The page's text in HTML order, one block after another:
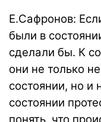
Е.Сафронов:
были в
сделали бы. К
они не только
состоянии, но и
состоянии